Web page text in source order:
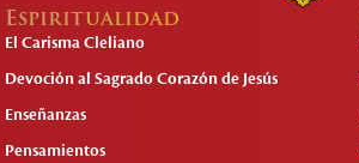
Espiritualidad
El Carisma Cleliano
Devoción al Sagrado Corazón de Jesús
Enseñanzas
Pensamientos